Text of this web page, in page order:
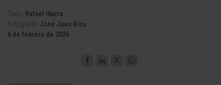
Texto:
Rafael Ibarra
Fotografía: José Juan Rico
4 de febrero de 2026